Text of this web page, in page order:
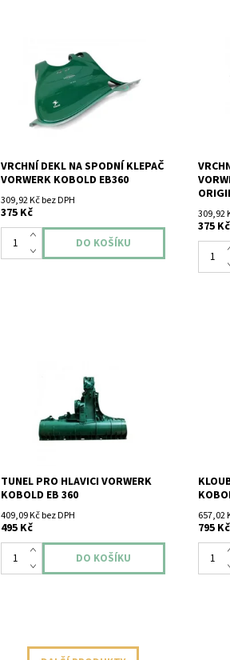
Vrchní dekl na spodní klepač
Vorwerk Kobold EB360 - originální.
VRCHNÍ DEKL NA SPODNÍ KLEPAČ
VORWERK KOBOLD EB360
309,92 Kč bez DPH
375 Kč 309,92
375 Kč
TUNEL PRO HLAVICI VORWERK
KOBOLD EB 360
409,09 Kč bez DPH
495 Kč
657,02
795 Kč